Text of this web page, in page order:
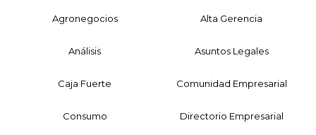
Agronegocios Alta Gerencia
Análisis Asuntos Legales
Caja Fuerte Comunidad Empresarial
Consumo Directorio Empresarial